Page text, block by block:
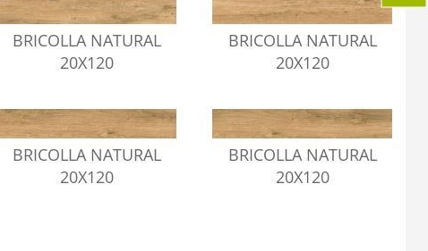
BRICOLLA NATURAL
20X120
BRICOLLA NATURAL
20X120
BRICOLLA NATURAL
20X120
BRICOLLA NATURAL
20X120